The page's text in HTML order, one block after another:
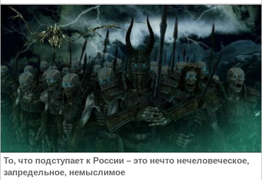
То, что подступает к России – это нечто нечеловеческое,
запредельное, немыслимое